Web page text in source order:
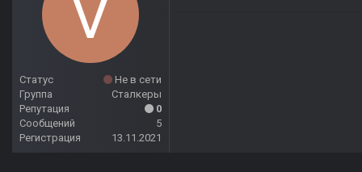
Статус
Не в сети
Группа
Сталкеры
Репутация
0
Сообщений
5
Регистрация
13.11.2021